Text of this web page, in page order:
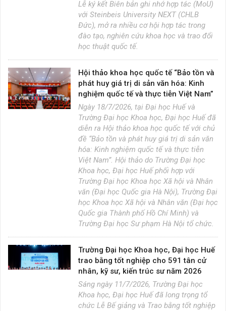
Lễ ký kết Biên bản ghi nhớ hợp tác (MoU)
với Steinbeis University NEXT (CHLB
Đức), mở ra nhiều cơ hội hợp tác trong
đào tạo, nghiên cứu khoa học và trao đổi
học thuật quốc tế.
Hội thảo khoa học quốc tế “Bảo tồn và
phát huy giá trị di sản văn hóa: Kinh
nghiệm quốc tế và thực tiễn Việt Nam”
Ngày 18/7/2026, tại Đại học Huế và
Trường Đại học Khoa học, Đại học Huế đã
diễn ra Hội thảo khoa học quốc tế với chủ
đề “Bảo tồn và phát huy giá trị di sản văn
hóa: Kinh nghiệm quốc tế và thực tiễn
Việt Nam”. Hội thảo do Trường Đại học
Khoa học, Đại học Huế phối hợp với
Trường Đại học Khoa học Xã hội và Nhân
văn (Đại học Quốc gia Hà Nội), Trường Đại
học Khoa học Xã hội và Nhân văn (Đại học
Quốc gia Thành phố Hồ Chí Minh) và
Trường Đại học Sư phạm Hà Nội tổ chức.
Trường Đại học Khoa học, Đại học Huế
trao bằng tốt nghiệp cho 591 tân cử
nhân, kỹ sư, kiến trúc sư năm 2026
Sáng ngày 11/7/2026, Trường Đại học
Khoa học, Đại học Huế đã long trọng tổ
chức Lễ Bế giảng và Trao bằng tốt nghiệp